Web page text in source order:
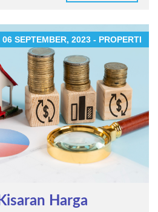
06 SEPTEMBER, 2023 - PROPERTI
Harga